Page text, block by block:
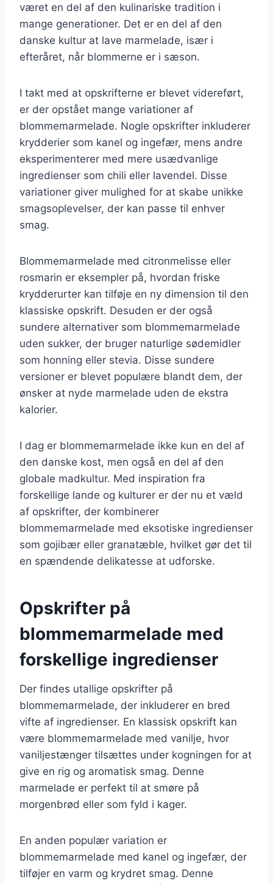
været en del af den kulinariske tradition i
mange generationer. Det er en del af den
danske kultur at lave marmelade, især i
efteråret, når blommerne er i sæson.
I takt med at opskrifterne er blevet videreført,
er der opstået mange variationer af
blommemarmelade. Nogle opskrifter inkluderer
krydderier som kanel og ingefær, mens andre
eksperimenterer med mere usædvanlige
ingredienser som chili eller lavendel. Disse
variationer giver mulighed for at skabe unikke
smagsoplevelser, der kan passe til enhver
smag.
Blommemarmelade med citronmelisse eller
rosmarin er eksempler på, hvordan friske
krydderurter kan tilføje en ny dimension til den
klassiske opskrift. Desuden er der også
sundere alternativer som blommemarmelade
uden sukker, der bruger naturlige sødemidler
som honning eller stevia. Disse sundere
versioner er blevet populære blandt dem, der
ønsker at nyde marmelade uden de ekstra
kalorier.
I dag er blommemarmelade ikke kun en del af
den danske kost, men også en del af den
globale madkultur. Med inspiration fra
forskellige lande og kulturer er der nu et væld
af opskrifter, der kombinerer
blommemarmelade med eksotiske ingredienser
som gojibær eller granatæble, hvilket gør det til
en spændende delikatesse at udforske.
Opskrifter på
blommemarmelade med
forskellige ingredienser
Der findes utallige opskrifter på
blommemarmelade, der inkluderer en bred
vifte af ingredienser. En klassisk opskrift kan
være blommemarmelade med vanilje, hvor
vaniljestænger tilsættes under kogningen for at
give en rig og aromatisk smag. Denne
marmelade er perfekt til at smøre på
morgenbrød eller som fyld i kager.
En anden populær variation er
blommemarmelade med kanel og ingefær, der
tilføjer en varm og krydret smag. Denne